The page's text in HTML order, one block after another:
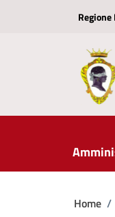
Home /